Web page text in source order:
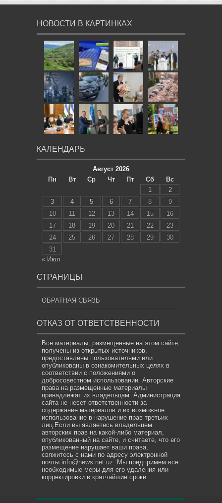
НОВОСТИ В КАРТИНКАХ
КАЛЕНДАРЬ
Август 2026
Пн
Вт Ср Чт Пт Сб
Вс
1
2
3
4 5 6 7 8
9
10
11 12 13 14 15
16
17
18 19 20 21 22
23
24
25 26 27 28 29
30
31
« Июл
СТРАНИЦЫ
ОБРАТНАЯ СВЯЗЬ
ОТКАЗ ОТ ОТВЕТСТВЕННОСТИ
Все материалы, размещенные на этом сайте,
получены из открытых источников,
предоставлены пользователями или
опубликованы в ознакомительных целях в
соответствии с положениями о
добросовестном использовании. Авторские
права на размещенные материалы
принадлежат их владельцам. Администрация
сайта не несет ответственности за
содержание материалов и их возможное
использование в нарушение прав третьих
лиц.Если вы являетесь владельцем
авторских прав на какой-либо материал,
опубликованный на сайте, и считаете, что его
размещение нарушает ваши права,
свяжитесь с нами по адресу электронной
почты info@news.net.uz. Мы предпримем все
необходимые меры для его удаления или
корректировки в кратчайшие сроки.